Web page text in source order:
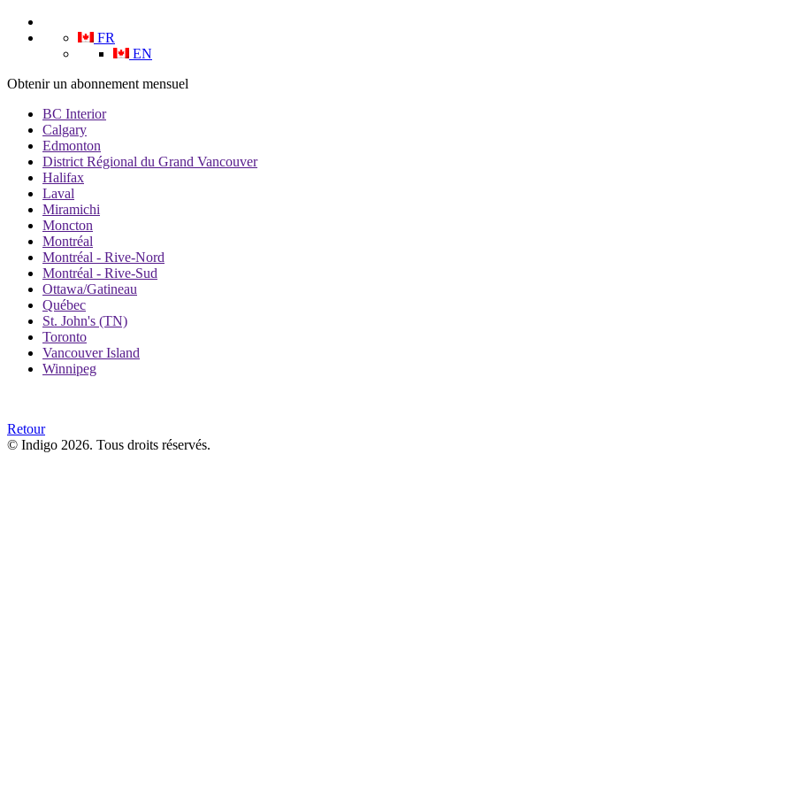
FR
EN
Obtenir un abonnement mensuel
BC Interior
Calgary
Edmonton
District Régional du Grand Vancouver
Halifax
Laval
Miramichi
Moncton
Montréal
Montréal - Rive-Nord
Montréal - Rive-Sud
Ottawa/Gatineau
Québec
St. John's (TN)
Toronto
Vancouver Island
Winnipeg
Retour
© Indigo 2026. Tous droits réservés.